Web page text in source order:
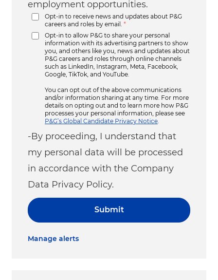
employment opportunities.
Opt-in to receive news and updates about P&G
careers and roles by email.
*
Opt-in to allow P&G to share your personal
information with its advertising partners to show
you, and others like you, news and updates about
P&G careers and roles through online channels
such as LinkedIn, Instagram, Meta, Facebook,
Google, TikTok, and YouTube.
You can opt out of the above communications
and/or information sharing at any time. For more
details on opting out and to learn more how P&G
processes your personal information, please see
P&G’s Global Candidate Privacy Notice
-By proceeding, I understand that
my personal data will be processed
in accordance with the Company
Data Privacy Policy.
Submit
Manage alerts